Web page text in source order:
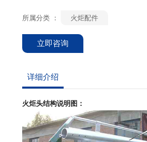
所属分类 ： 火炬配件
立即咨询
详细介绍
火炬头结构说明图：